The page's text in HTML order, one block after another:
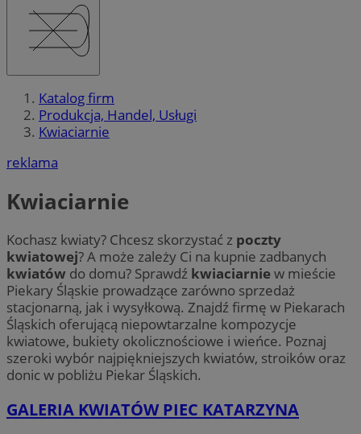
Katalog firm
Produkcja, Handel, Usługi
Kwiaciarnie
reklama
Kwiaciarnie
Kochasz kwiaty? Chcesz skorzystać z poczty
kwiatowej? A może zależy Ci na kupnie zadbanych
kwiatów do domu? Sprawdź kwiaciarniew mieście
Piekary Śląskie prowadzące zarówno sprzedaż
stacjonarną, jak i wysyłkową. Znajdź firmę w Piekarach
Śląskich oferującą niepowtarzalne kompozycje
kwiatowe, bukiety okolicznościowe i wieńce. Poznaj
szeroki wybór najpiękniejszych kwiatów, stroików oraz
donic w pobliżu Piekar Śląskich.
GALERIA KWIATÓW PIEC KATARZYNA